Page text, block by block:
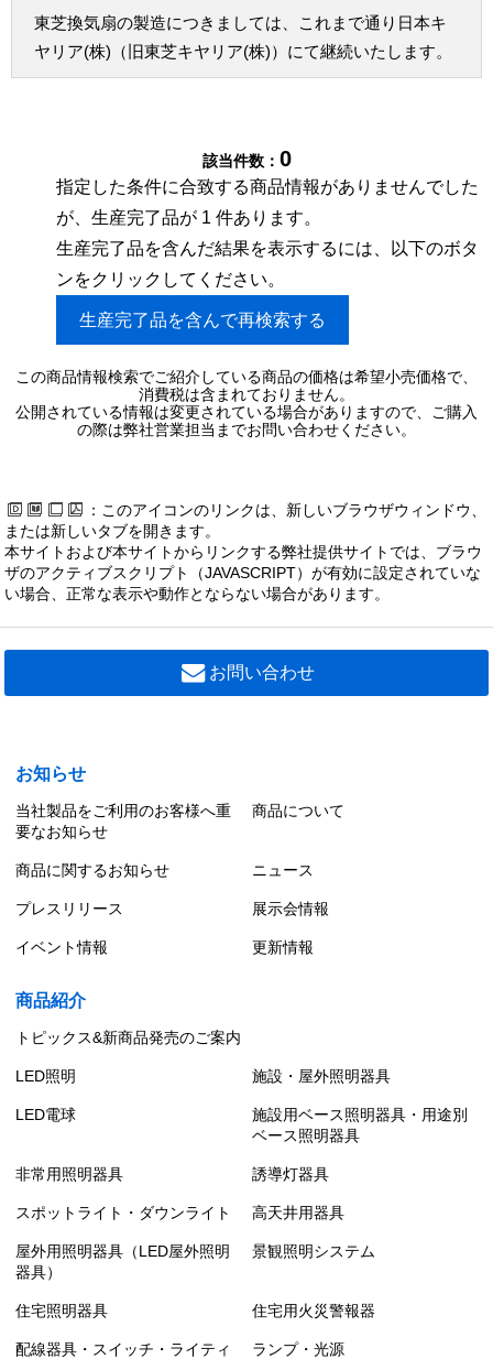
東芝換気扇の製造につきましては、これまで通り日本キ
ヤリア(株)（旧東芝キヤリア(株)）にて継続いたします。
該当件数： 0
指定した条件に合致する商品情報がありませんでした
が、生産完了品が 1 件あります。
生産完了品を含んだ結果を表示するには、以下のボタ
ンをクリックしてください。
生産完了品を含んで再検索する
この商品情報検索でご紹介している商品の価格は希望小売価格で、
消費税は含まれておりません。
公開されている情報は変更されている場合がありますので、ご購入
の際は弊社営業担当までお問い合わせください。
：このアイコンのリンクは、新しいブラウザウィンドウ、
または新しいタブを開きます。
本サイトおよび本サイトからリンクする弊社提供サイトでは、ブラウ
ザのアクティブスクリプト（JAVASCRIPT）が有効に設定されていな
い場合、正常な表示や動作とならない場合があります。
お問い合わせ
お知らせ
当社製品をご利用のお客様へ重
要なお知らせ
商品について
商品に関するお知らせ ニュース
プレスリリース 展示会情報
イベント情報 更新情報
商品紹介
トピックス&新商品発売のご案内
LED照明 施設・屋外照明器具
LED電球
施設用ベース照明器具・用途別
ベース照明器具
非常用照明器具 誘導灯器具
スポットライト・ダウンライト 高天井用器具
屋外用照明器具（LED屋外照明
器具）
景観照明システム
住宅照明器具 住宅用火災警報器
配線器具・スイッチ・ライティ
ランプ・光源